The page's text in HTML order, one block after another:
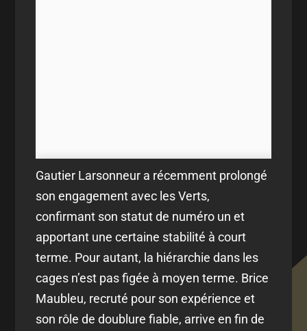
Gautier Larsonneur a récemment prolongé
son engagement avec les Verts,
confirmant son statut de numéro un et
apportant une certaine stabilité à court
terme. Pour autant, la hiérarchie dans les
cages n’est pas figée à moyen terme. Brice
Maubleu, recruté pour son expérience et
son rôle de doublure fiable, arrive en fin de